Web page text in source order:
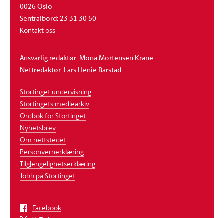
0026 Oslo
Sentralbord: 23 31 30 50
Kontakt oss
Ansvarlig redaktør: Mona Mortensen Krane
Nettredaktør: Lars Henie Barstad
Stortinget undervisning
Stortingets mediearkiv
Ordbok for Stortinget
Nyhetsbrev
Om nettstedet
Personvernerklæring
Tilgjengelighetserklæring
Jobb på Stortinget
Facebook